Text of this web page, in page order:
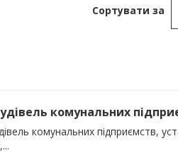
Сортувати за
комунальних
комунальних підприємств,